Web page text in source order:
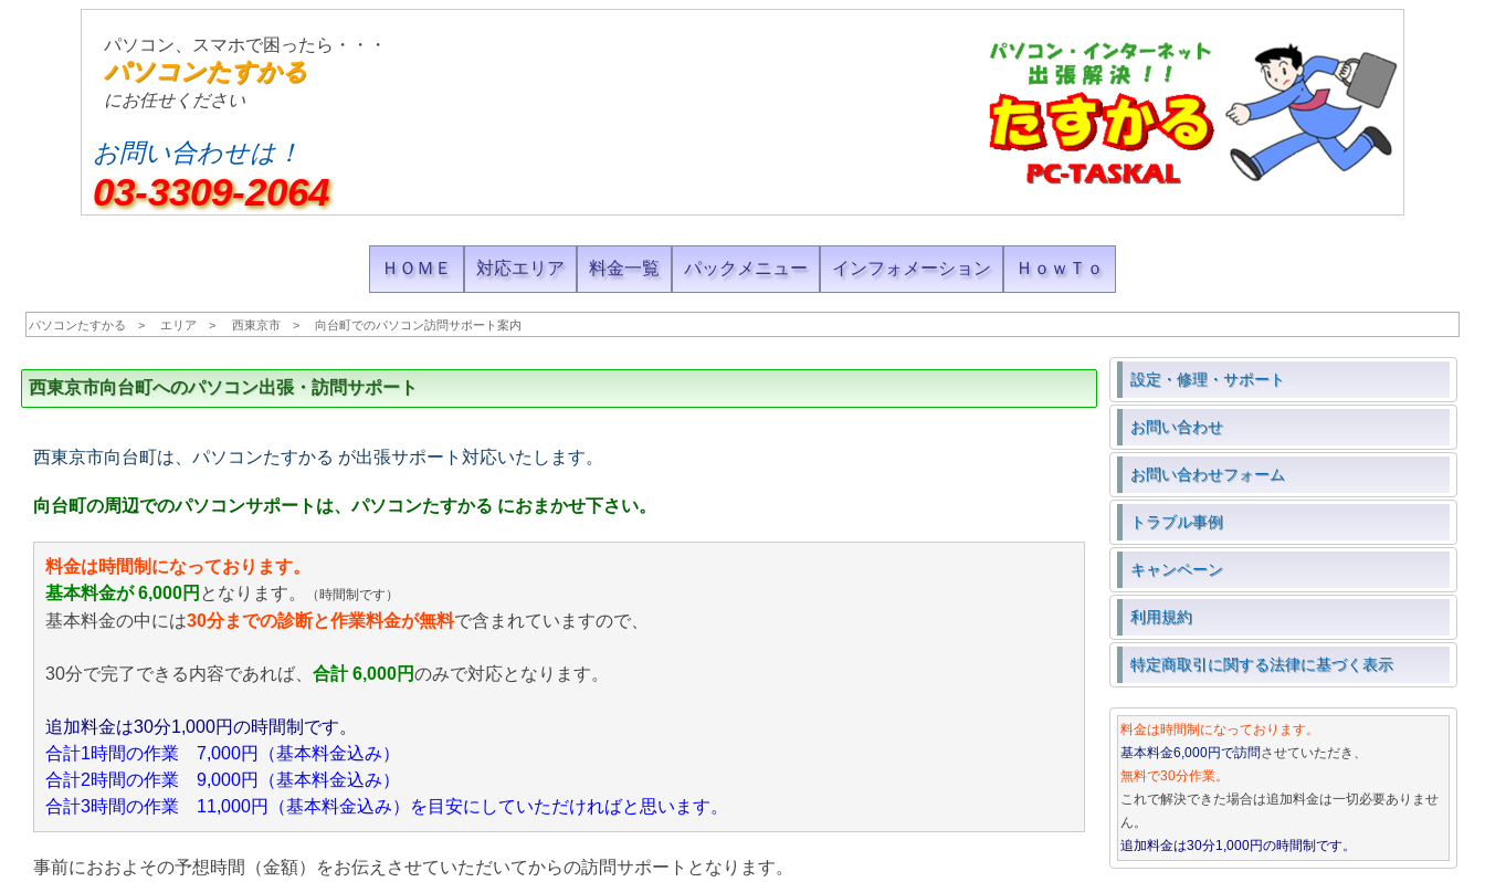
パソコン、スマホで困ったら・・・
パソコンたすかる
にお任せください
お問い合わせは！
03-3309-2064
ＨＯＭＥ 対応エリア 料金一覧 パックメニュー インフォメーション ＨｏｗＴｏ
パソコンたすかる エリア 西東京市 向台町でのパソコン訪問サポート案内
西東京市向台町へのパソコン出張・訪問サポート
西東京市向台町は、パソコンたすかる が出張サポート対応いたします。
向台町の周辺でのパソコンサポートは、パソコンたすかる におまかせ下さい。
料金は時間制になっております。
基本料金が 6,000円 となります。 （時間制です）
基本料金の中には30分までの診断と作業料金が無料で含まれていますので、
30分で完了できる内容であれば、 合計 6,000円のみで対応となります。
追加料金は30分1,000円の時間制です。
合計1時間の作業 7,000円（基本料金込み）
合計2時間の作業 9,000円（基本料金込み）
合計3時間の作業 11,000円（基本料金込み）を目安にしていただければと思います。
事前におおよその予想時間（金額）をお伝えさせていただいてからの訪問サポートとなります。
設定・修理・サポート
お問い合わせ
お問い合わせフォーム
トラブル事例
キャンペーン
利用規約
特定商取引に関する法律に基づく表示
料金は時間制になっております。
基本料金6,000円で訪問させていただき、
無料で30分作業。
これで解決できた場合は追加料金は一切必要ありませ
ん。
追加料金は30分1,000円の時間制です。